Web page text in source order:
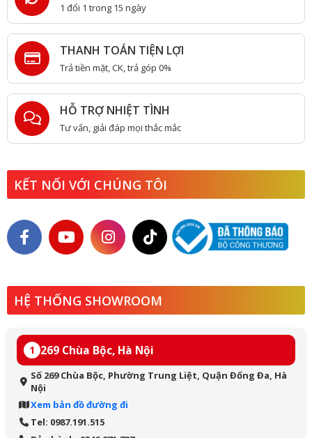
1 đổi 1 trong 15 ngày
THANH TOÁN TIỆN LỢI
Trả tiền mặt, CK, trả góp 0%
HỖ TRỢ NHIỆT TÌNH
Tư vấn, giải đáp mọi thắc mắc
KẾT NỐI VỚI CHÚNG TÔI
HỆ THỐNG SHOWROOM
1 269 Chùa Bộc, Hà Nội
Số 269 Chùa Bộc, Phường Trung Liệt, Quận Đống Đa, Hà
Nội
Xem bản đồ đường đi
Tel: 0987.191.515